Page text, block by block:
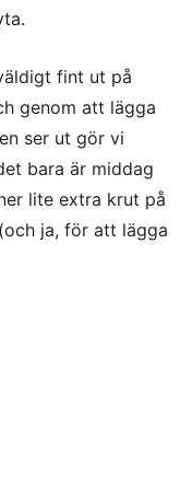
fint ut på
genom att lägga
ser ut gör vi
bara är middag
lite extra krut på
ja, för att lägga